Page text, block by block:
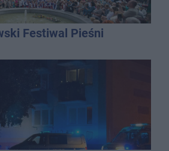
Festiwal Pieśni